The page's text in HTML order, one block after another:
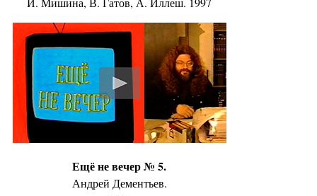
Ещё не вечер № 5.
Андрей Дементьев.